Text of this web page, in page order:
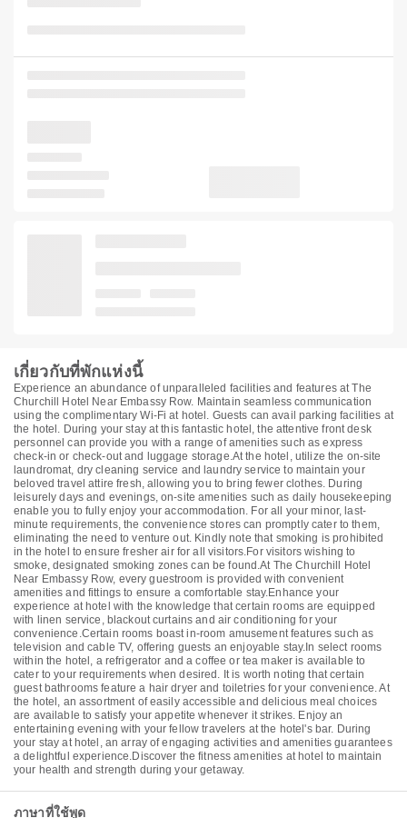
เกี่ยวกับที่พักแห่งนี้
Experience an abundance of unparalleled facilities and features at The
Churchill Hotel Near Embassy Row. Maintain seamless communication
using the complimentary Wi-Fi at hotel. Guests can avail parking facilities at
the hotel. During your stay at this fantastic hotel, the attentive front desk
personnel can provide you with a range of amenities such as express
check-in or check-out and luggage storage.At the hotel, utilize the on-site
laundromat, dry cleaning service and laundry service to maintain your
beloved travel attire fresh, allowing you to bring fewer clothes. During
leisurely days and evenings, on-site amenities such as daily housekeeping
enable you to fully enjoy your accommodation. For all your minor, last-
minute requirements, the convenience stores can promptly cater to them,
eliminating the need to venture out. Kindly note that smoking is prohibited
in the hotel to ensure fresher air for all visitors.For visitors wishing to
smoke, designated smoking zones can be found.At The Churchill Hotel
Near Embassy Row, every guestroom is provided with convenient
amenities and fittings to ensure a comfortable stay.Enhance your
experience at hotel with the knowledge that certain rooms are equipped
with linen service, blackout curtains and air conditioning for your
convenience.Certain rooms boast in-room amusement features such as
television and cable TV, offering guests an enjoyable stay.In select rooms
within the hotel, a refrigerator and a coffee or tea maker is available to
cater to your requirements when desired. It is worth noting that certain
guest bathrooms feature a hair dryer and toiletries for your convenience. At
the hotel, an assortment of easily accessible and delicious meal choices
are available to satisfy your appetite whenever it strikes. Enjoy an
entertaining evening with your fellow travelers at the hotel's bar. During
your stay at hotel, an array of engaging activities and amenities guarantees
a delightful experience.Discover the fitness amenities at hotel to maintain
your health and strength during your getaway.
ภาษาที่ใช้พูด